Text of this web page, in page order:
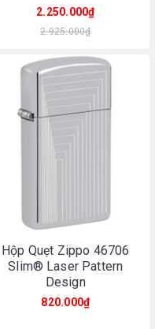
2.250.000₫
2.925.000₫
Hộp Quẹt Zippo 46706
Slim® Laser Pattern
Design
820.000₫